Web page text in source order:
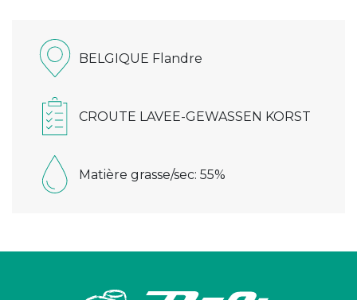
BELGIQUE Flandre
CROUTE LAVEE-GEWASSEN KORST
Matière grasse/sec: 55%